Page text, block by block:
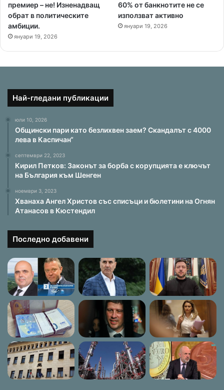
премиер – не! Изненадващ
обрат в политическите
амбиции.
януари 19, 2026
60% от банкнотите не се
използват активно
януари 19, 2026
Най-гледани публикации
юли 10, 2026
Общински пари като безлихвен заем? Скандалът с 4000
лева в Каспичан“
септември 22, 2023
Кирил Петков: Законът за борба с корупцията е ключът
на България към Шенген
ноември 3, 2023
Хванаха Ангел Христов със списъци и бюлетини на Огнян
Атанасов в Кюстендил
Последно добавени